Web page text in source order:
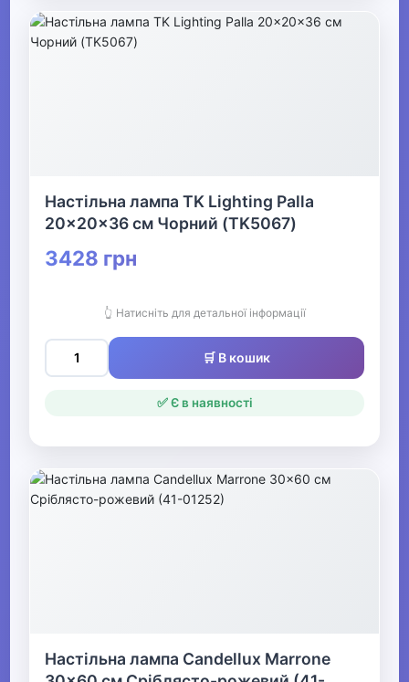
Настільна лампа TK Lighting Palla
20x20x36 см Чорний (TK5067)
3428 грн
👆 Натисніть для детальної інформації
🛒 В кошик
✅ Є в наявності
Настільна лампа Candellux Marrone